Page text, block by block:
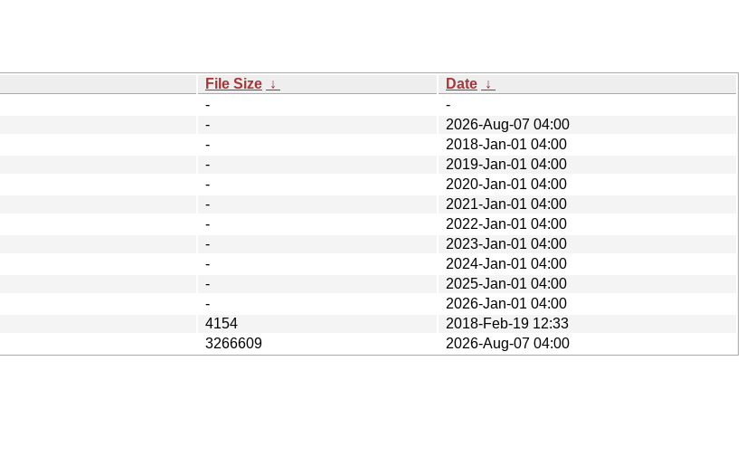
File Size ↓ Date ↓
-
-
-
2026-Aug-07 04:00
-
2018-Jan-01 04:00
-
2019-Jan-01 04:00
-
2020-Jan-01 04:00
-
2021-Jan-01 04:00
-
2022-Jan-01 04:00
-
2023-Jan-01 04:00
-
2024-Jan-01 04:00
-
2025-Jan-01 04:00
-
2026-Jan-01 04:00
4154
2018-Feb-19 12:33
3266609 2026-Aug-07 04:00